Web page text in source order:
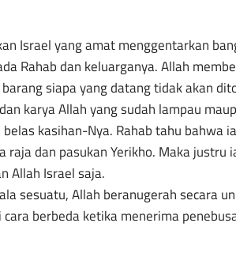
Israel yang amat menggentarkan
Rahab dan keluarganya. Allah
siapa yang datang tidak akan
karya Allah yang sudah lampau
kasihan-Nya. Rahab tahu bahwa
raja dan pasukan Yerikho. Maka justru
Allah Israel saja.
sesuatu, Allah beranugerah secara
berbeda ketika menerima